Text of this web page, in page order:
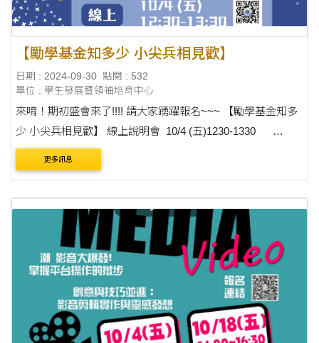
【勵學基金知多少 小尖兵相見歡】
日期 : 2024-09-30 點閱 : 532
單位 : 學生發展暨領袖培育中心
來唷！期初盛會來了!!!! 請大家踴躍報名~~~ 【勵學基金知多
少 小尖兵相見歡】 線上說明會 10/4 (五)1230-1330
https://ithu.tw/wXdFD 歡聚交流會 10/17 (四)1800-1930 ....
更多訊息